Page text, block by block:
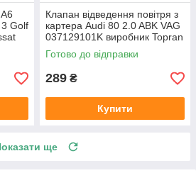
Golf
Клапан відведення повітря з
картера Audi 80 2.0 ABK VAG
037129101K виробник Topran
Німеччина
Готово до відправки
289 ₴
Купити
ще